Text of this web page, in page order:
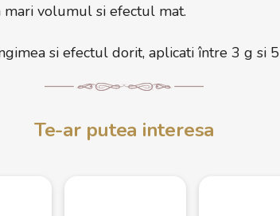
volumul si efectul mat.
si efectul dorit, aplicati între 3 g si
Te-ar putea interesa